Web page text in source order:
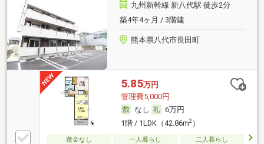
九州新幹線 新八代駅 徒歩2分
築4年4ヶ月 / 3階建
熊本県八代市長田町
5.85万円
管理費5,000円
なし
6万円
1階 / 1LDK（42.86m2）
敷金なし 一人暮らし
二人暮らし